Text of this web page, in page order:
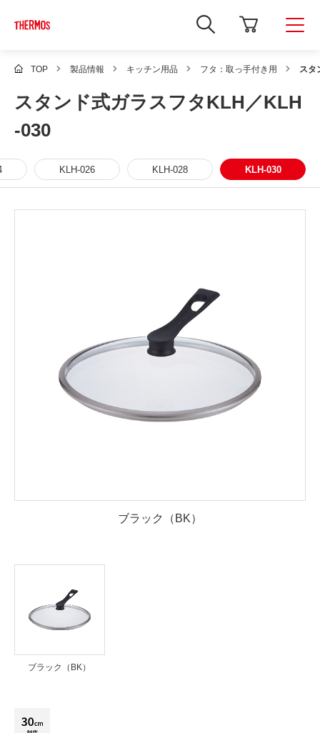
新
し
ィ
ン
ウ
で
ト
検
索
開
TOP 製品情報 キッチン用品 フタ：取っ手付き用 スタ
スタンド式ガラスフタKLH／KLH
-030
KLH-026 KLH-028 KLH-030
ブラック（BK）
ブラック（BK）